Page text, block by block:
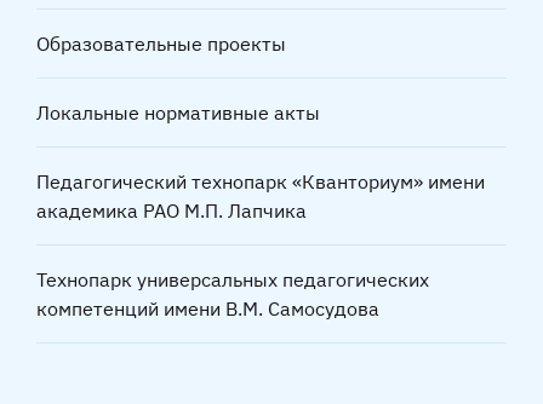
Образовательные проекты
Локальные нормативные акты
Педагогический технопарк «Кванториум» имени
академика РАО М.П. Лапчика
Технопарк универсальных педагогических
компетенций имени В.М. Самосудова